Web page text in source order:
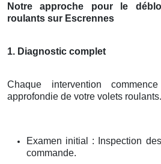
Notre approche pour le
roulants sur Escrennes
1. Diagnostic complet
Chaque intervention
approfondie de votre volets roulants.
Examen initial : Inspection
commande.